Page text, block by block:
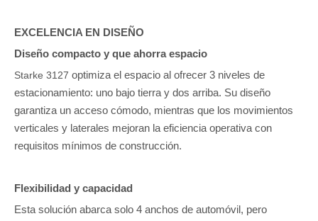
EXCELENCIA EN DISEÑO
Diseño compacto y que ahorra espacio
Starke 3127 optimiza el espacio al ofrecer 3 niveles de
estacionamiento: uno bajo tierra y dos arriba. Su diseño
garantiza un acceso cómodo, mientras que los movimientos
verticales y laterales mejoran la eficiencia operativa con
requisitos mínimos de construcción.
Flexibilidad y capacidad
Esta solución abarca solo 4 anchos de automóvil, pero